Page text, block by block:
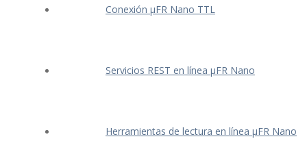
Conexión μFR Nano TTL
Servicios REST en línea μFR Nano
Herramientas de lectura en línea μFR Nano